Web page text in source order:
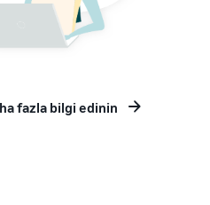
fazla bilgi edinin